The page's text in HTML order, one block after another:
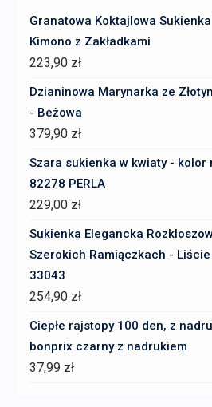
Granatowa Koktajlowa Sukienka
Kimono z Zakładkami
223,90 zł
Dzianinowa Marynarka ze
- Beżowa
379,90 zł
Szara sukienka w kwiaty - kolor
82278 PERLA
229,00 zł
Sukienka Elegancka
Szerokich Ramiączkach -
33043
254,90 zł
Ciepłe rajstopy 100 den, z
bonprix czarny z nadrukiem
37,99 zł